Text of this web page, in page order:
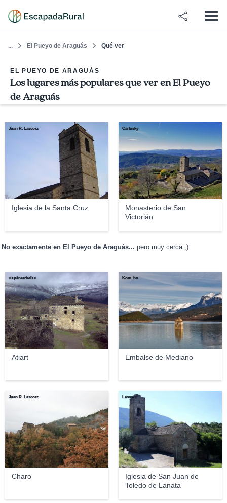
... El Pueyo de Araguás Qué ver
EL PUEYO DE ARAGUÁS
Los lugares más populares que ver en El Pueyo
de Araguás
Iglesia de la Santa Cruz
Juan R. Lascorz
Monasterio de San
Victorián
Carlosky
No exactamente en El Pueyo de Araguás... pero muy cerca ;)
Atiart
>>päntarheî<<
Embalse de Mediano
Kom_bo
Charo
Juan R. Lascorz
Iglesia de San Juan de
Toledo de Lanata
Lascorz